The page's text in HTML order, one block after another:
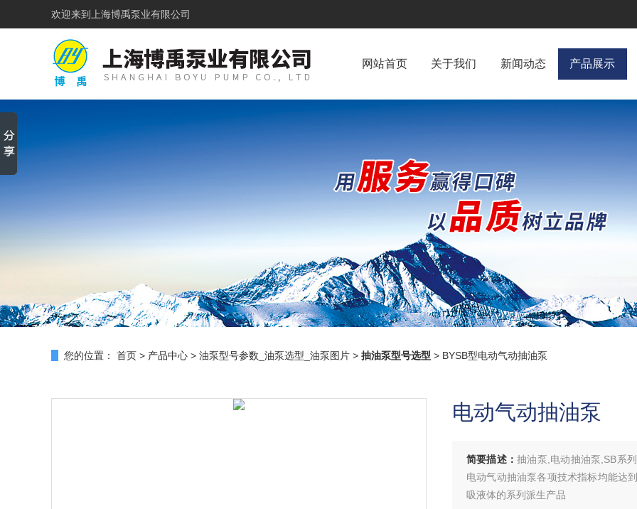
欢迎来到 上海博禹泵业有限公司
网站首页 关于我们 新闻动态 产品展示
您的位置： 首页 > 产品中心 > 油泵型号参数_油泵选型_油泵图片 > 抽油泵型号选型 > BYSB型电动气动抽油泵
电动气动抽油泵
简要描述：抽油泵,电动抽油泵,SB系
电动气动抽油泵各项技术指标均能达
吸液体的系列派生产品